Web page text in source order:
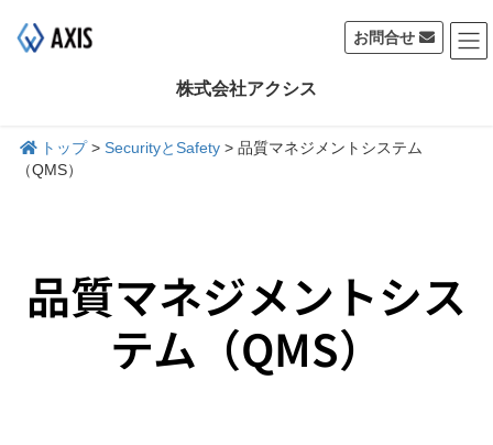
お問合せ
株式会社アクシス
トップ> SecurityとSafety > 品質マネジメントシステム
（QMS）
品質マネジメントシス
テム（QMS）